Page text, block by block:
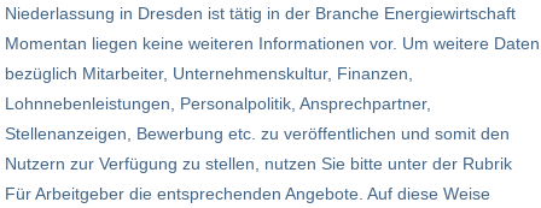
Niederlassung in Dresden ist tätig in der Branche Energiewirtschaft
Momentan liegen keine weiteren Informationen vor. Um weitere Daten
bezüglich Mitarbeiter, Unternehmenskultur, Finanzen,
Lohnnebenleistungen, Personalpolitik, Ansprechpartner,
Stellenanzeigen, Bewerbung etc. zu veröffentlichen und somit den
Nutzern zur Verfügung zu stellen, nutzen Sie bitte unter der Rubrik
Für Arbeitgeber die entsprechenden Angebote. Auf diese Weise